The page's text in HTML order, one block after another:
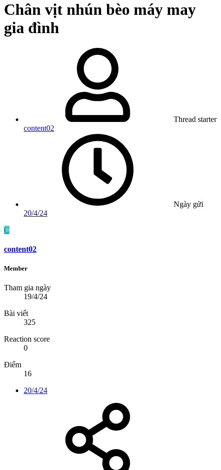
Chân vịt nhún bèo máy may
gia đình
Thread starter
content02
Ngày gửi
20/4/24
C
content02
Member
Tham gia ngày
19/4/24
Bài viết
325
Reaction score
0
Điểm
16
20/4/24